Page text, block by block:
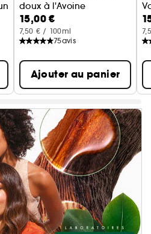
A La Centaurée BIO
doux à l'Avoine
Tous types de cheveux
15,00 €
7,50 € / 100ml
75avis
Ajouter au panier